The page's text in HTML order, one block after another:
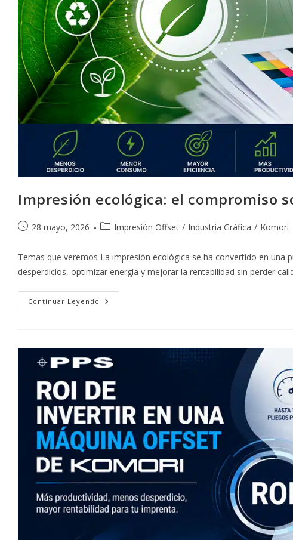
Impresión ecológica: el compromiso
Publicación
la
entrada:
28 mayo, 2026
Categoría
la
entrada:
Impresión Offset / Industria Gráfica / Komori
Temas que veremos La impresión ecológica se ha convertido en una
desperdicios, optimizar energía y mejorar la rentabilidad sin perder
Continuar Leyendo Impresión
Ecológica:
Komori
Offset